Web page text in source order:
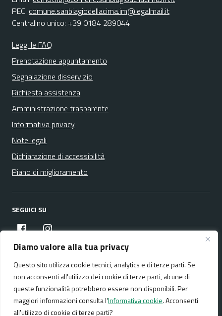
Diamo valore alla tua privacy
Questo sito utilizza cookie tecnici, analytics e di terze parti. Se
non acconsenti all'utilizzo dei cookie di terze parti, alcune di
queste funzionalità potrebbero essere non disponibili. Per
maggiori informazioni consulta l'Informativa cookie. Acconsenti
all'utilizzo di cookie di terze parti?
PEC: comune.sanbiagiodellacima.im@legalmail.it
Centralino unico: +39 0184 289044
Leggi le FAQ
Prenotazione appuntamento
Segnalazione disservizio
Richiesta assistenza
Amministrazione trasparente
Informativa privacy
Note legali
Dichiarazione di accessibilità
Piano di miglioramento
SEGUICI SU
facebookinstagram
Media policy Mappa del sito